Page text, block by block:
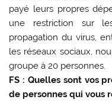
payé leurs propres
une restriction sur
propagation du virus,
les réseaux sociaux,
groupe à 20 personnes.
FS : Quelles sont vos
de personnes qui vous